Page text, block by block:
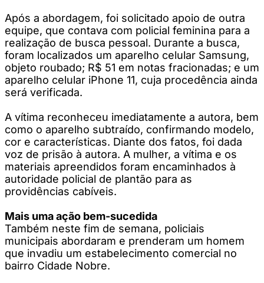
Após a abordagem, foi solicitado apoio de outra
equipe, que contava com policial feminina para a
realização de busca pessoal. Durante a busca,
foram localizados um aparelho celular Samsung,
objeto roubado; R$ 51 em notas fracionadas; e um
aparelho celular iPhone 11, cuja procedência ainda
será verificada.
A vítima reconheceu imediatamente a autora, bem
como o aparelho subtraído, confirmando modelo,
cor e características. Diante dos fatos, foi dada
voz de prisão à autora. A mulher, a vítima e os
materiais apreendidos foram encaminhados à
autoridade policial de plantão para as
providências cabíveis.
Mais uma ação bem-sucedida
Também neste fim de semana, policiais
municipais abordaram e prenderam um homem
que invadiu um estabelecimento comercial no
bairro Cidade Nobre.